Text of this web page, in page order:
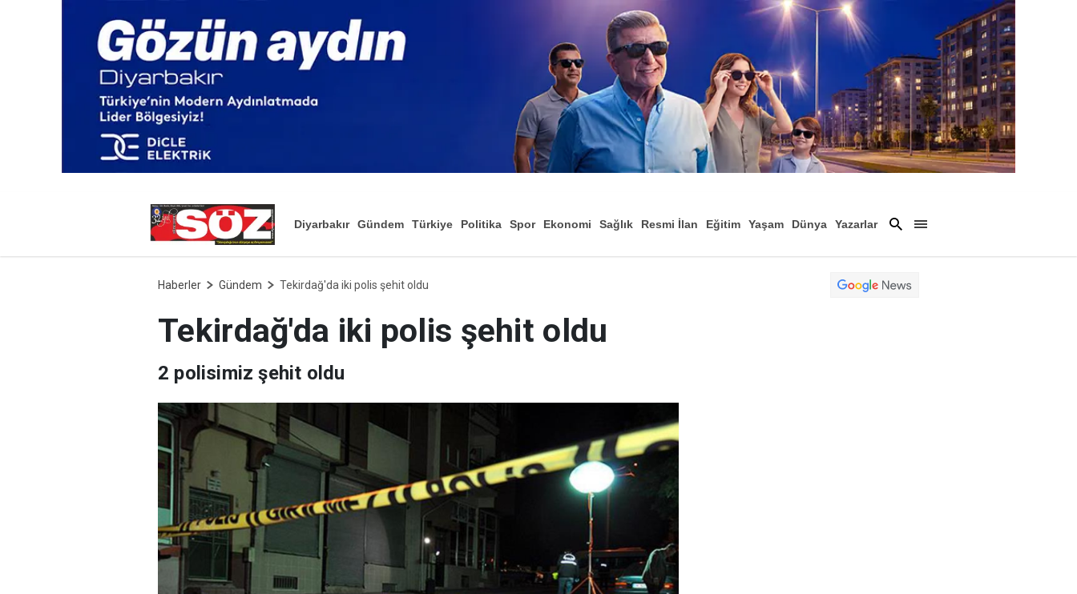
Diyarbakır Gündem Türkiye Politika Spor Ekonomi Sağlık Resmi İlan Eğitim Yaşam
Dünya
Yazarlar
Haberler Gündem Tekirdağ'da iki polis şehit oldu
Tekirdağ'da iki polis şehit oldu
2 polisimiz şehit oldu